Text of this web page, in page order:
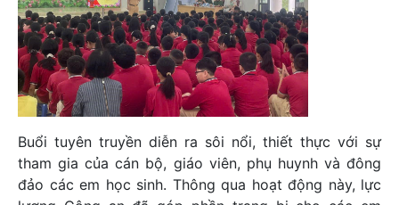
Buổi tuyên truyền diễn ra sôi nổi, thiết thực với sự
tham gia của cán bộ, giáo viên, phụ huynh và đông
đảo các em học sinh. Thông qua hoạt động này, lực